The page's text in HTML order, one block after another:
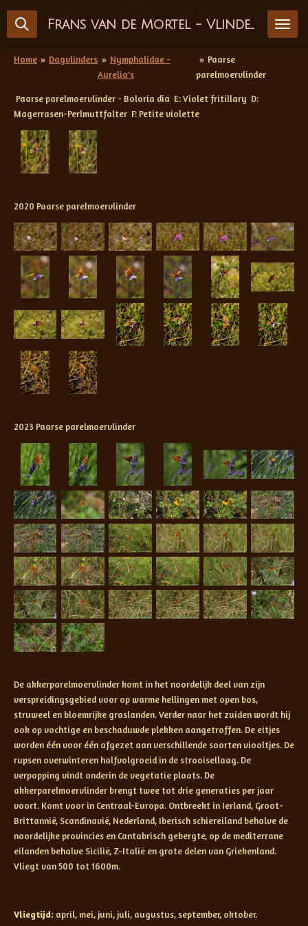
Ga
direct
de
Frans van de Mortel - Vlinderfotografie
Home » Dagvlinders » Nymphalidae -
Aurelia's
» Paarse
parelmoervlinder
Paarse parelmoervlinder - Boloria dia E: Violet fritillary D:
Magerrasen-Perlmuttfalter F: Petite violette
2020 Paarse parelmoervlinder
2023 Paarse parelmoervlinder
De akkerparelmoervlinder komt in het noordelijk deel van zijn
verspreidingsgebied voor op warme hellingen met open bos,
struweel en bloemrijke graslanden. Verder naar het zuiden wordt hij
ook op vochtige en beschaduwde plekken aangetroffen. De eitjes
worden één voor één afgezet aan verschillende soorten viooltjes. De
rupsen overwinteren halfvolgroeid in de strooisellaag. De
verpopping vindt onderin de vegetatie plaats. De
akkerparelmoervlinder brengt twee tot drie generaties per jaar
voort. Komt voor in Centraal-Europa. Ontbreekt in Ierland, Groot-
Brittannië, Scandinavië, Nederland, Iberisch schiereiland behalve de
noordelijke provincies en Cantabrisch gebergte, op de mediterrane
eilanden behalve Sicilië, Z-Italië en grote delen van Griekenland.
Vliegt van 500 tot 1600m.
Vliegtijd: april, mei, juni, juli, augustus, september, oktober.